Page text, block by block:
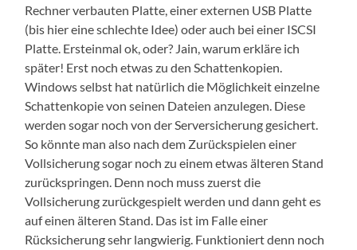
Rechner verbauten Platte, einer externen USB Platte
(bis hier eine schlechte Idee) oder auch bei einer ISCSI
Platte. Ersteinmal ok, oder? Jain, warum erkläre ich
später! Erst noch etwas zu den Schattenkopien.
Windows selbst hat natürlich die Möglichkeit einzelne
Schattenkopie von seinen Dateien anzulegen. Diese
werden sogar noch von der Serversicherung gesichert.
So könnte man also nach dem Zurückspielen einer
Vollsicherung sogar noch zu einem etwas älteren Stand
zurückspringen. Denn noch muss zuerst die
Vollsicherung zurückgespielt werden und dann geht es
auf einen älteren Stand. Das ist im Falle einer
Rücksicherung sehr langwierig. Funktioniert denn noch